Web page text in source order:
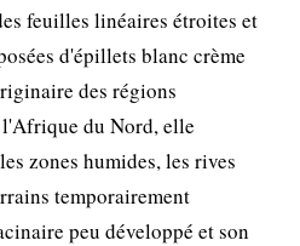
feuilles linéaires étroites et
d'épillets blanc crème
des régions
l'Afrique du Nord, elle
zones humides, les rives
temporairement
peu développé et son